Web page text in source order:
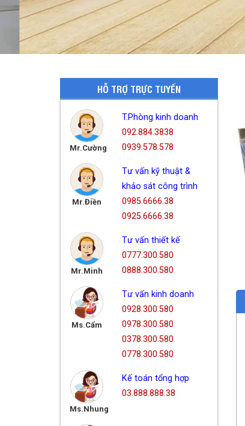
HỖ TRỢ TRỰC TUYẾN
Mr.Cường
T.Phòng kinh doanh
092.884.3838
0939.578.578
Mr.Điền
Tư vấn kỹ thuật &
khảo sát công trình
0985.6666.38
0925.6666.38
Mr.Minh
Tư vấn thiết kế
0777.300.580
0888.300.580
Ms.Cẩm
Tư vấn kinh doanh
0928.300.580
0978.300.580
0378.300.580
0778.300.580
Ms.Nhung
Kế toán tổng hợp
03.888.888.38